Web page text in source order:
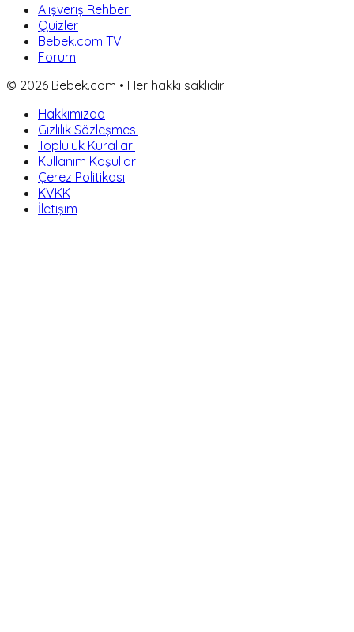
Alışveriş Rehberi
Quizler
Bebek.com TV
Forum
© 2026 Bebek.com • Her hakkı saklıdır.
Hakkımızda
Gizlilik Sözleşmesi
Topluluk Kuralları
Kullanım Koşulları
Çerez Politikası
KVKK
İletişim